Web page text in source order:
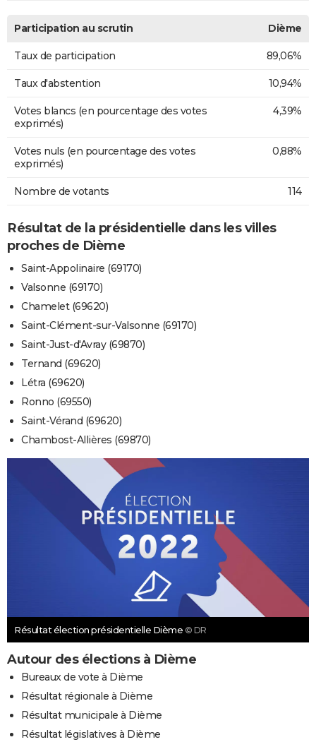
Participation au scrutin Dième
Taux de participation 89,06%
Taux d'abstention 10,94%
Votes blancs (en pourcentage des votes
exprimés)
4,39%
Votes nuls (en pourcentage des votes
exprimés)
0,88%
Nombre de votants 114
Résultat de la présidentielle dans les villes
proches de Dième
Saint-Appolinaire (69170)
Valsonne (69170)
Chamelet (69620)
Saint-Clément-sur-Valsonne (69170)
Saint-Just-d'Avray (69870)
Ternand (69620)
Létra (69620)
Ronno (69550)
Saint-Vérand (69620)
Chambost-Allières (69870)
Résultat élection présidentielle Dième © DR
Autour des élections à Dième
Bureaux de vote à Dième
Résultat régionale à Dième
Résultat municipale à Dième
Résultat législatives à Dième